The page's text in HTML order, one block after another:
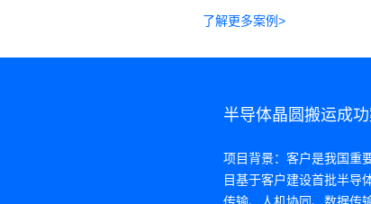
了解更多案例>
半导体晶圆搬运成功
项目背景：客户是我国重
目基于客户建设首批半导